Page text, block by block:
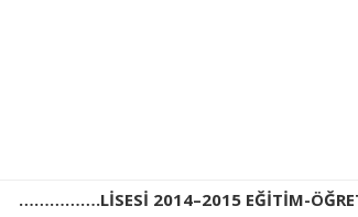
…………….LİSESİ 2014–2015 EĞİTİM-